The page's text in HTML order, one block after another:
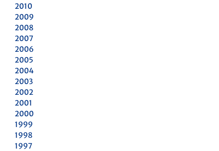
2010
2009
2008
2007
2006
2005
2004
2003
2002
2001
2000
1999
1998
1997